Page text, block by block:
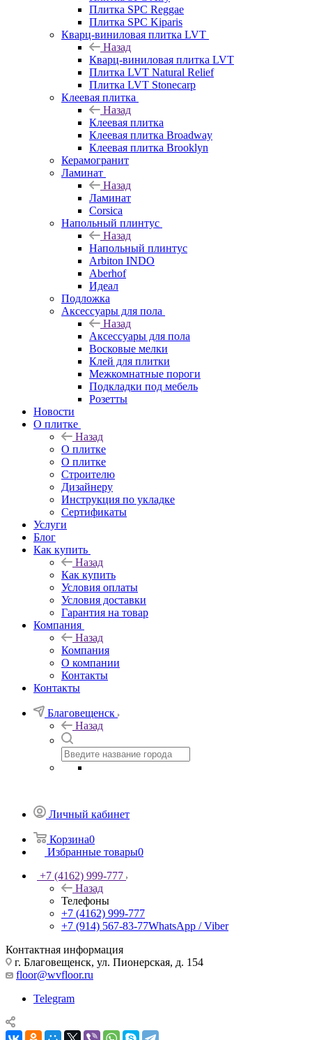
Плитка SPC Reggae
Плитка SPC Kiparis
Кварц-виниловая плитка LVT
Назад
Кварц-виниловая плитка LVT
Плитка LVT Natural Relief
Плитка LVT Stonecarp
Клеевая плитка
Назад
Клеевая плитка
Клеевая плитка Broadway
Клеевая плитка Brooklyn
Керамогранит
Ламинат
Назад
Ламинат
Corsica
Напольный плинтус
Назад
Напольный плинтус
Arbiton INDO
Aberhof
Идеал
Подложка
Аксессуары для пола
Назад
Аксессуары для пола
Восковые мелки
Клей для плитки
Межкомнатные пороги
Подкладки под мебель
Розетты
Новости
О плитке
Назад
О плитке
О плитке
Строителю
Дизайнеру
Инструкция по укладке
Сертификаты
Услуги
Блог
Как купить
Назад
Как купить
Условия оплаты
Условия доставки
Гарантия на товар
Компания
Назад
Компания
О компании
Контакты
Контакты
Благовещенск
Назад
Личный кабинет
Корзина0
Избранные товары0
+7 (4162) 999-777
Назад
Телефоны
+7 (4162) 999-777
+7 (914) 567-83-77WhatsApp / Viber
Контактная информация
г. Благовещенск, ул. Пионерская, д. 154
floor@wvfloor.ru
Telegram